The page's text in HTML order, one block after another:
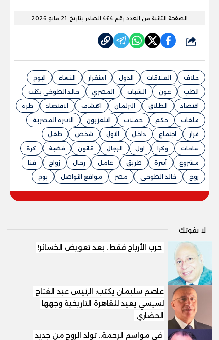
الصفحة الثانية من العدد رقم 464 الصادر بتاريخ 21 مايو 2026
شارك
خلاف العلاقات الدول استقرار النساء
اليوم
الطب
عون الشباب المصري
خالد الطوخى يكتب
اقتصاد
الطلاق البرلمان اكتشاف الاقتصاد
طرة
ملفات
حكم حملات التلفزيون
الاسرة المصرية
قرار
اجتماع داخل الاول شخص
طفل
ساحات
وكرا اول الرجال قانون قضية
كرة
مشروع
أسرة طريق عامل رجال زواج
قنا
روح
خالد الطوخى مصر مواقع التواصل يوم
لا يفوتك
حرب الأرباح فقط.. بعد تعويض الخسائر!
عاصم سليمان يكتب: الرئيس عبد الفتاح
السيسي يعيد للقاهرة التاريخية وجهها
الحضاري
في مواسم الرحمة.. تولد الروح من جديد